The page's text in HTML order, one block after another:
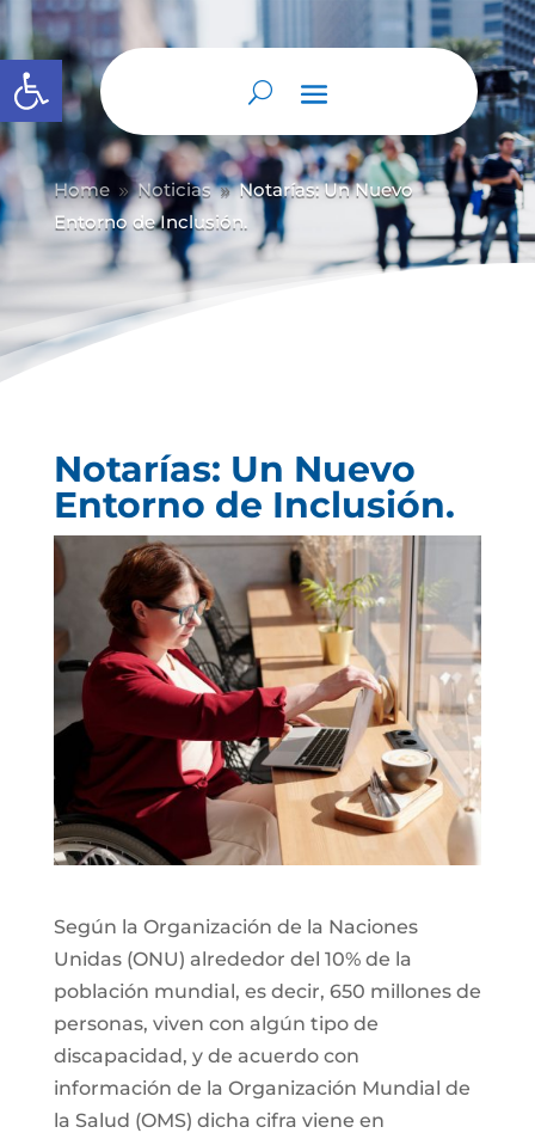
Abrir barra de herramientas
Home 9 Noticias 9 Notarías: Un Nuevo
Entorno de Inclusión.
Notarías: Un Nuevo
Entorno de Inclusión.
Según la Organización de la Naciones
Unidas (ONU) alrededor del 10% de la
población mundial, es decir, 650 millones de
personas, viven con algún tipo de
discapacidad, y de acuerdo con
información de la Organización Mundial de
la Salud (OMS) dicha cifra viene en